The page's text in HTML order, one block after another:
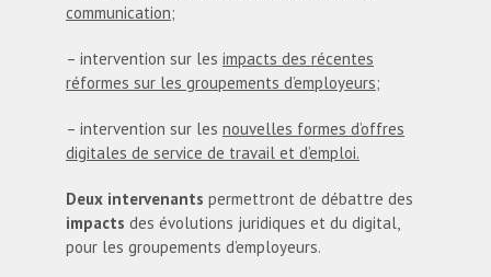
communication;
– intervention sur les impacts des récentes
réformes sur les groupements d’employeurs;
– intervention sur les nouvelles formes d’offres
digitales de service de travail et d’emploi.
Deux intervenants permettront de débattre des
impacts des évolutions juridiques et du digital,
pour les groupements d’employeurs.